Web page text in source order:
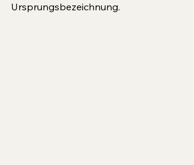
Ursprungsbezeichnung.